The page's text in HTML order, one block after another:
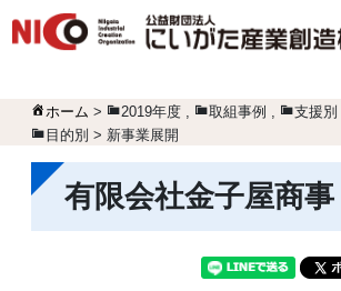
ホーム > 2019年度 , 取組事例 , 支援
目的別 > 新事業展開
有限会社金子屋商事